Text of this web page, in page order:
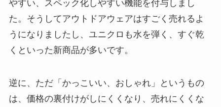
やすい、スペック化しやすい機能を付与しまし
た。そうしてアウトドアウェアはすごく売れるよ
うになりましたし、ユニクロも水を弾く、すぐ乾
くといった新商品が多いです。
逆に、ただ「かっこいい、おしゃれ」というもの
は、価格の裏付けがしにくくなり、売れにくくな